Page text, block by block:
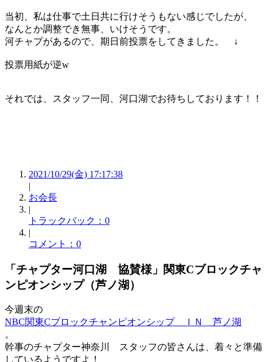
当初、私は仕事で土日共に行けそうもない感じでしたが、
なんとか調整でき無事、いけそうです。
河チャプがあるので、期日前投票をしてきました。 ↓
投票用紙が逆w
それでは、スタッフ一同、河口湖でお待ちしております！！
2021/10/29(金) 17:17:38
|
お会長
|
トラックバック：0
|
コメント：0
「チャプター河口湖 協賛様」関東Cブロックチャ
ンピオンシップ（芦ノ湖）
今週末の
NBC関東Cブロックチャンピオンシップ ＩＮ 芦ノ湖
。
幹事のチャプター神奈川 スタッフの皆さんは、着々と準備
しているようですよ！